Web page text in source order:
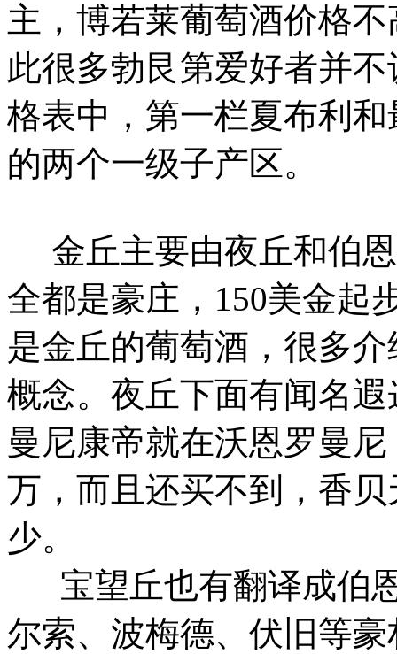
主，博若莱葡萄酒价格
此很多勃艮第爱好者并
格表中，第一栏夏布利
的两个一级子产区。
金丘主要由夜丘和伯
全都是豪庄，150美金起
是金丘的葡萄酒，很多
概念。夜丘下面有闻名
曼尼康帝就在沃恩罗曼
万，而且还买不到，香
少。
宝望丘也有翻译成伯
尔索、波梅德、伏旧等